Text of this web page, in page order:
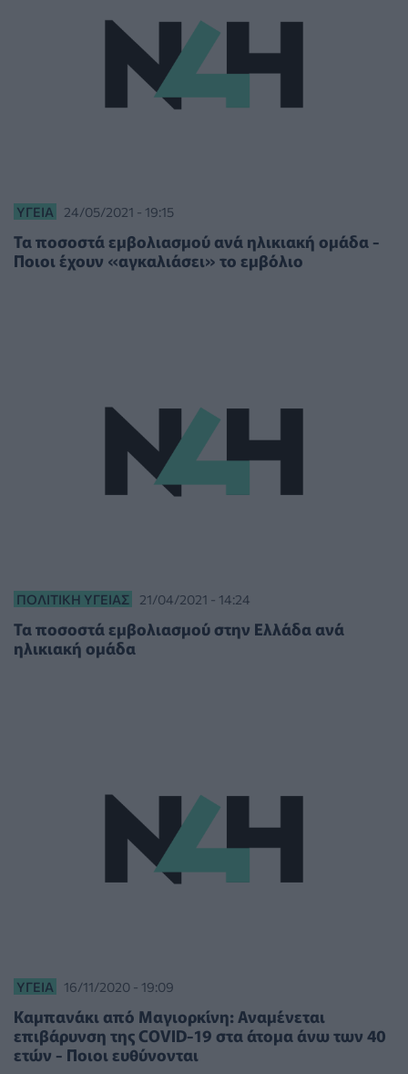
ΥΓΕΊΑ 24/05/2021 - 19:15
Τα ποσοστά εμβολιασμού ανά ηλικιακή ομάδα -
Ποιοι έχουν «αγκαλιάσει» το εμβόλιο
ΠΟΛΙΤΙΚΉ ΥΓΕΊΑΣ 21/04/2021 - 14:24
Τα ποσοστά εμβολιασμού στην Ελλάδα ανά
ηλικιακή ομάδα
ΥΓΕΊΑ 16/11/2020 - 19:09
Καμπανάκι από Μαγιορκίνη: Αναμένεται
επιβάρυνση της COVID-19 στα άτομα άνω των 40
ετών - Ποιοι ευθύνονται